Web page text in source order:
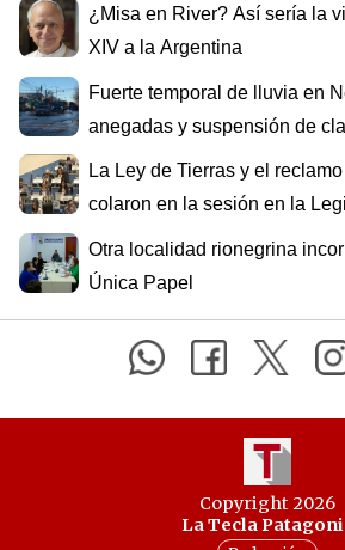
¿Misa en River? Así sería la
XIV a la Argentina
Fuerte temporal de lluvia en
anegadas y suspensión de
La Ley de Tierras y el
colaron en la sesión en la
Otra localidad rionegrina
Única Papel
Copyright 2026
La Tecla